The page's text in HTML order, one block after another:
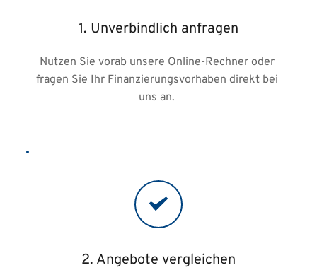
1. Unverbindlich anfragen
Nutzen Sie vorab unsere Online-Rechner oder
fragen Sie Ihr Finanzierungsvorhaben direkt bei
uns an.
2. Angebote vergleichen